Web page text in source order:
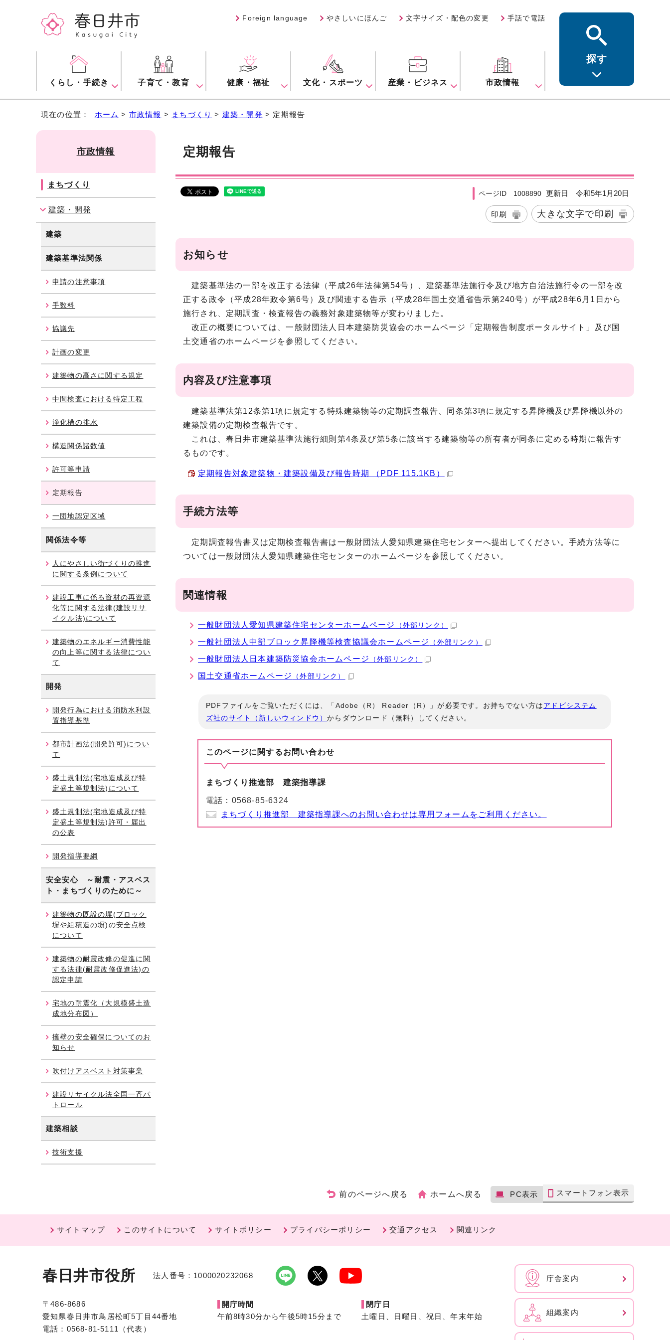
Foreign language やさしいにほんご 文字サイズ・配色の変更 手話で電話
くらし・手続き 子育て・教育 健康・福祉 文化・スポーツ 産業・ビジネス 市政情報
探す
現在の位置： ホーム > 市政情報 > まちづくり > 建築・開発 > 定期報告
定期報告
ページID 1008890 更新日 令和5年1月20日
印刷 大きな文字で印刷
お知らせ
建築基準法の一部を改正する法律（平成26年法律第54号）、建築基準法施行令及び地方自治法施行令の一部を改
正する政令（平成28年政令第6号）及び関連する告示（平成28年国土交通省告示第240号）が平成28年6月1日から
施行され、定期調査・検査報告の義務対象建築物等が変わりました。
改正の概要については、一般財団法人日本建築防災協会のホームページ「定期報告制度ポータルサイト」及び国
土交通省のホームページを参照してください。
内容及び注意事項
建築基準法第12条第1項に規定する特殊建築物等の定期調査報告、同条第3項に規定する昇降機及び昇降機以外の
建築設備の定期検査報告です。
これは、春日井市建築基準法施行細則第4条及び第5条に該当する建築物等の所有者が同条に定める時期に報告す
るものです。
定期報告対象建築物・建築設備及び報告時期 （PDF 115.1KB）
手続方法等
定期調査報告書又は定期検査報告書は一般財団法人愛知県建築住宅センターへ提出してください。手続方法等に
ついては一般財団法人愛知県建築住宅センターのホームページを参照してください。
関連情報
一般財団法人愛知県建築住宅センターホームページ （外部リンク）
一般社団法人中部ブロック昇降機等検査協議会ホームページ （外部リンク）
一般財団法人日本建築防災協会ホームページ （外部リンク）
国土交通省ホームページ （外部リンク）
PDFファイルをご覧いただくには、「Adobe（R） Reader（R）」が必要です。お持ちでない方はアドビシステム
ズ社のサイト（新しいウィンドウ）からダウンロード（無料）してください。
このページに関するお問い合わせ
まちづくり推進部 建築指導課
電話： 0568-85-6324
まちづくり推進部 建築指導課へのお問い合わせは専用フォームをご利用ください。
市政情報
まちづくり
建築・開発
建築
建築基準法関係
申請の注意事項
手数料
協議先
計画の変更
建築物の高さに関する規定
中間検査における特定工程
浄化槽の排水
構造関係諸数値
許可等申請
定期報告
一団地認定区域
関係法令等
人にやさしい街づくりの推進
に関する条例について
建設工事に係る資材の再資源
化等に関する法律(建設リサ
イクル法)について
建築物のエネルギー消費性能
の向上等に関する法律につい
て
開発
開発行為における消防水利設
置指導基準
都市計画法(開発許可)につい
て
盛土規制法(宅地造成及び特
定盛土等規制法)について
盛土規制法(宅地造成及び特
定盛土等規制法)許可・届出
の公表
開発指導要綱
安全安心 ～耐震・アスベス
ト・まちづくりのために～
建築物の既設の塀(ブロック
塀や組積造の塀)の安全点検
について
建築物の耐震改修の促進に関
する法律(耐震改修促進法)の
認定申請
宅地の耐震化（大規模盛土造
成地分布図）
擁壁の安全確保についてのお
知らせ
吹付けアスベスト対策事業
建設リサイクル法全国一斉パ
トロール
建築相談
技術支援
前のページへ戻る ホームへ戻る PC表示 スマートフォン表示
サイトマップ このサイトについて サイトポリシー プライバシーポリシー 交通アクセス 関連リンク
春日井市役所 法人番号：1000020232068
〒486-8686
愛知県春日井市鳥居松町5丁目44番地
電話：0568-81-5111（代表）
開庁時間
午前8時30分から午後5時15分まで
閉庁日
土曜日、日曜日、祝日、年末年始
庁舎案内
組織案内